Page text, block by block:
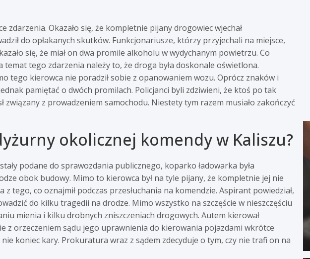
zdarzenia. Okazało się, że kompletnie pijany drogowiec wjechał
do opłakanych skutków. Funkcjonariusze, którzy przyjechali na miejsce,
się, że miał on dwa promile alkoholu w wydychanym powietrzu. Co
temat tego zdarzenia należy to, że droga była doskonale oświetlona.
tego kierowca nie poradził sobie z opanowaniem wozu. Oprócz znaków i
pamiętać o dwóch promilach. Policjanci byli zdziwieni, że ktoś po tak
związany z prowadzeniem samochodu. Niestety tym razem musiało zakończyć
okolicznej komendy w Kaliszu?
podane do sprawozdania publicznego, koparko ładowarka była
obok budowy. Mimo to kierowca był na tyle pijany, że kompletnie jej nie
z tego, co oznajmił podczas przesłuchania na komendzie. Aspirant powiedział,
do kilku tragedii na drodze. Mimo wszystko na szczęście w nieszczęściu
mienia i kilku drobnych zniszczeniach drogowych. Autem kierował
z orzeczeniem sądu jego uprawnienia do kierowania pojazdami wkrótce
koniec kary. Prokuratura wraz z sądem zdecyduje o tym, czy nie trafi on na